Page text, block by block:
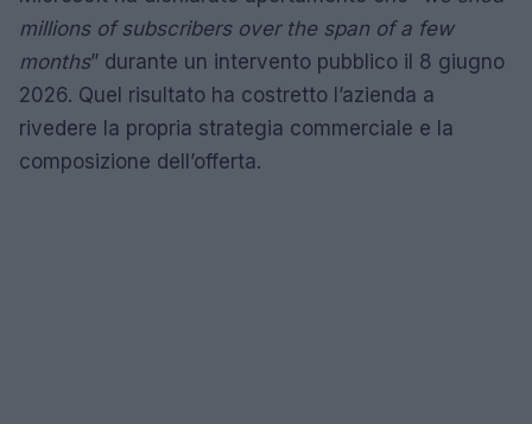
millions of subscribers over the span of a few
months” durante un intervento pubblico il 8 giugno
2026. Quel risultato ha costretto l’azienda a
rivedere la propria strategia commerciale e la
composizione dell’offerta.